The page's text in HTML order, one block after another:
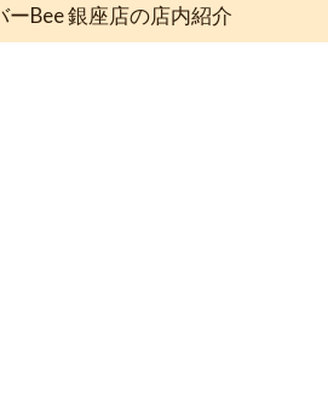
Bee 銀座店の店内紹介